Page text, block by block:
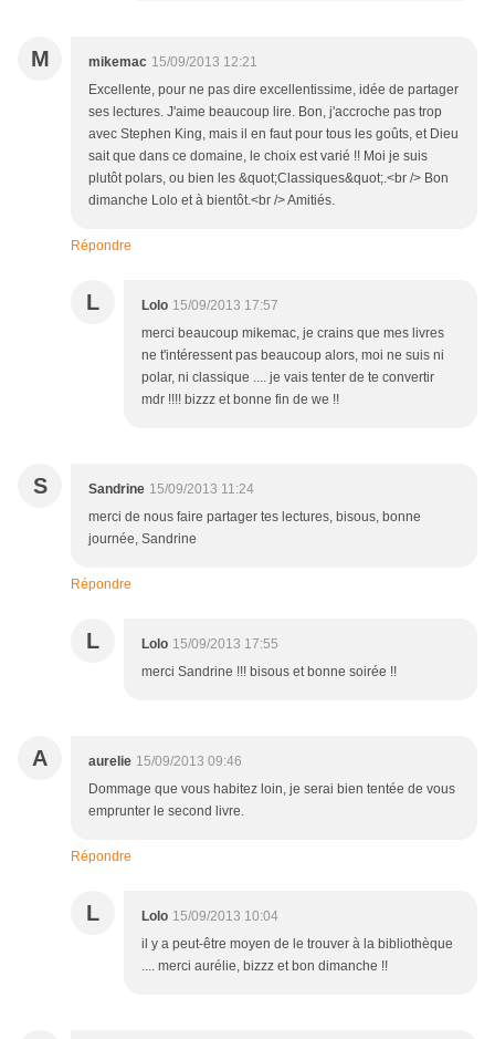
M mikemac 15/09/2013 12:21
Excellente, pour ne pas dire excellentissime, idée de partager
ses lectures. J'aime beaucoup lire. Bon, j'accroche pas trop
avec Stephen King, mais il en faut pour tous les goûts, et Dieu
sait que dans ce domaine, le choix est varié !! Moi je suis
plutôt polars, ou bien les &quot;Classiques&quot;.<br /> Bon
dimanche Lolo et à bientôt.<br /> Amitiés.
Répondre
L Lolo 15/09/2013 17:57
merci beaucoup mikemac, je crains que mes livres
ne t'intéressent pas beaucoup alors, moi ne suis ni
polar, ni classique .... je vais tenter de te convertir
mdr !!!! bizzz et bonne fin de we !!
S Sandrine 15/09/2013 11:24
merci de nous faire partager tes lectures, bisous, bonne
journée, Sandrine
Répondre
L Lolo 15/09/2013 17:55
merci Sandrine !!! bisous et bonne soirée !!
A aurelie 15/09/2013 09:46
Dommage que vous habitez loin, je serai bien tentée de vous
emprunter le second livre.
Répondre
L Lolo 15/09/2013 10:04
il y a peut-être moyen de le trouver à la bibliothèque
.... merci aurélie, bizzz et bon dimanche !!